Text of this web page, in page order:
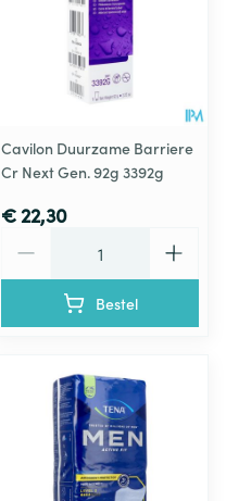
Cavilon Duurzame Barriere
Cr Next Gen. 92g 3392g
€ 22,30
Bestel